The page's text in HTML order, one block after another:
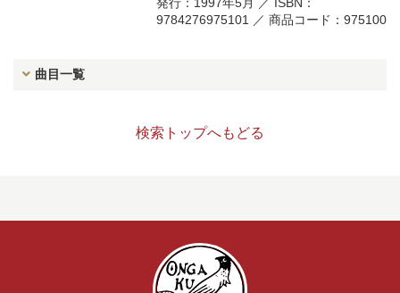
9784276975101 ／ 商品コード：975100
曲目一覧
検索トップへもどる